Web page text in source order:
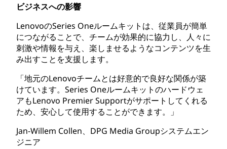
ビジネスへの影響
LenovoのSeries Oneルームキットは、従業員が簡単
につながることで、チームが効果的に協力し、人々に
刺激や情報を与え、楽しませるようなコンテンツを生
み出すことを支援します。
「地元のLenovoチームとは好意的で良好な関係が築
けています。Series Oneルームキットのハードウェ
アもLenovo Premier Supportがサポートしてくれる
ため、安心して使用することができます。」
Jan-Willem Collen、DPG Media Groupシステムエン
ジニア